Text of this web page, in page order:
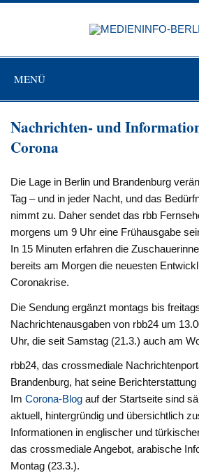
Zum
MENÜ
Nachrichten- und
Corona
Die Lage in Berlin und Brandenburg
Tag – und in jeder Nacht, und das
nimmt zu. Daher sendet das rbb
morgens um 9 Uhr eine Frühausgabe
In 15 Minuten erfahren die
bereits am Morgen die neuesten
Coronakrise.
Die Sendung ergänzt montags bis
Nachrichtenausgaben von rbb24 um
Uhr, die seit Samstag (21.3.) auch am
rbb24, das crossmediale
Brandenburg, hat seine
ImCorona-Blog auf der Startseite sind
aktuell, hintergründig und übersichtlich
Informationen in englischer und
das crossmediale Angebot, arabische
Montag (23.3.).